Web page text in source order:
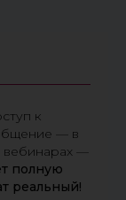
к
— в
вебинарах —
полную
реальный!